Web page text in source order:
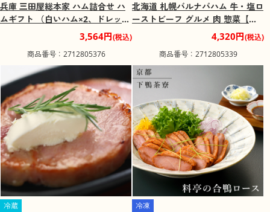
兵庫 三田屋総本家 ハム詰合せ ハ
ムギフト （白いハム×2、ドレッシ
ング×1）【送料込み】【二重包装
不可】【お届け不可地域：離島】
3,564円(税込)
商品番号：2712805376
北海道 札幌バルナバハム 牛・塩ロ
ーストビーフ グルメ 肉 惣菜【送
料込み】【二重包装不可】【お届
4,320円(税込)
商品番号：2712805339
冷蔵 冷凍